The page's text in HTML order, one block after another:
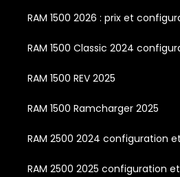
RAM 1500 2026 : prix et
RAM 1500 Classic 2024
RAM 1500 REV 2025
RAM 1500 Ramcharger 2025
RAM 2500 2024 configuration
RAM 2500 2025 configuration